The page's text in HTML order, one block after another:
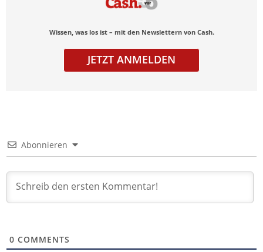
Wissen, was los ist – mit den Newslettern von Cash.
JETZT ANMELDEN
Abonnieren
0 COMMENTS